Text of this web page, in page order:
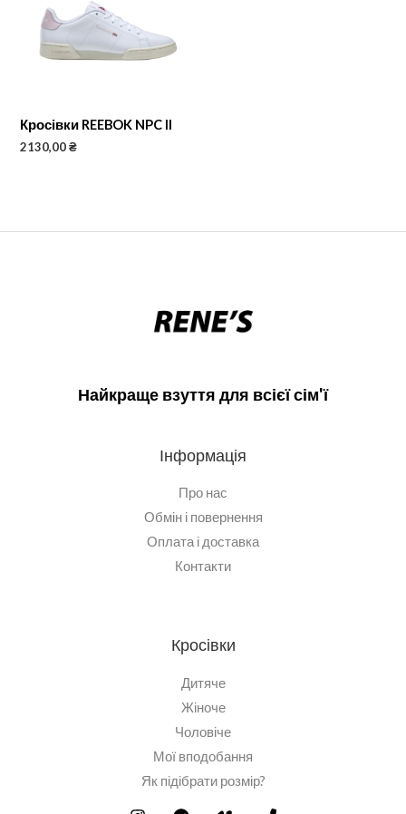
Кросівки REEBOK NPC II
2130,00₴
Найкраще взуття для всієї сім'ї
Інформація
Про нас
Обмін і повернення
Оплата і доставка
Контакти
Кросівки
Дитяче
Жіноче
Чоловіче
Мої вподобання
Як підібрати розмір?